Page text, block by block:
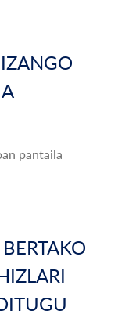
pantaila